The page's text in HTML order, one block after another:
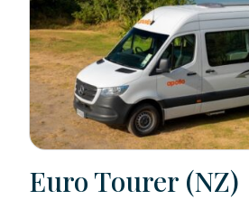
Euro Tourer (NZ)